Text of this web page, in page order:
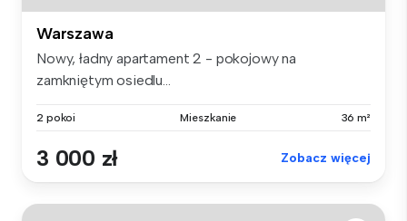
Warszawa
Nowy, ładny apartament 2 - pokojowy na
zamkniętym osiedlu...
2 pokoi Mieszkanie 36 m²
3 000 zł Zobacz więcej